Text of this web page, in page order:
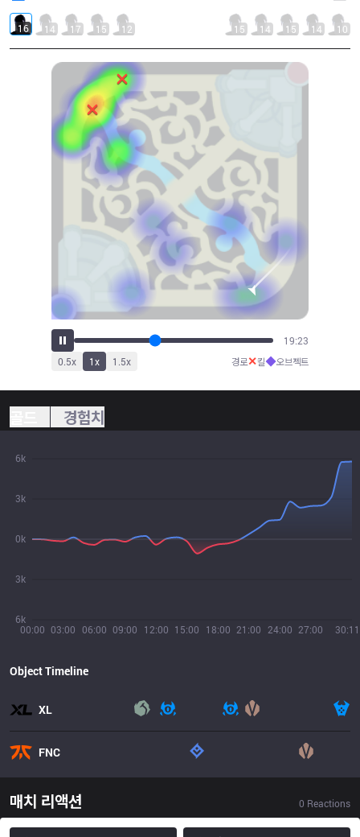
16 14 17 15 12 15 14 15 14 10
21:11
0.5x 1x 1.5x 경로✕킬◆오브젝트
경험치
00:00 03:00 06:00 09:00 12:00 15:00 18:00 21:00 24:00 27:00 30:11
6k
3k
0k
3k
6k
Object Timeline
XL
FNC
매치 리액션 0 Reactions